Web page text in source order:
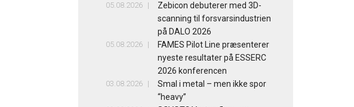
05.08.2026
Zebicon debuterer med 3D-
scanning til forsvarsindustrien
på DALO 2026
05.08.2026
FAMES Pilot Line præsenterer
nyeste resultater på ESSERC
2026 konferencen
03.08.2026
Smal i metal – men ikke spor
“heavy”